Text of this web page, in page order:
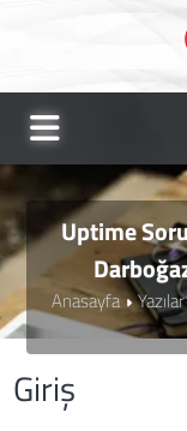
Uptime
Anasayfa Yazılar
Giriş